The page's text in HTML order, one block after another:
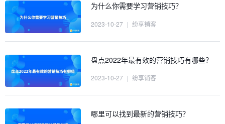
为什么你需要学习营销技巧？
2023-10-27 | 纷享销客
盘点2022年最有效的营销技巧有哪些？
2023-10-27 | 纷享销客
哪里可以找到最新的营销技巧？